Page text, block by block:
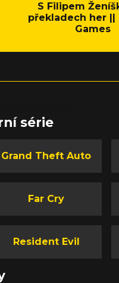
S Filipem
překladech her ||
Games
série
Grand Theft Auto
Far Cry
Resident Evil